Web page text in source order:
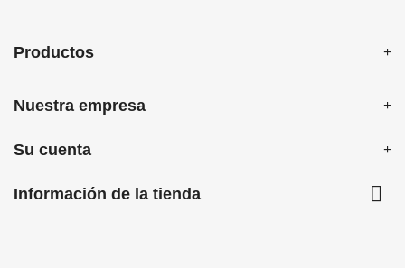
Productos
Nuestra empresa
Su cuenta
Información de la tienda 